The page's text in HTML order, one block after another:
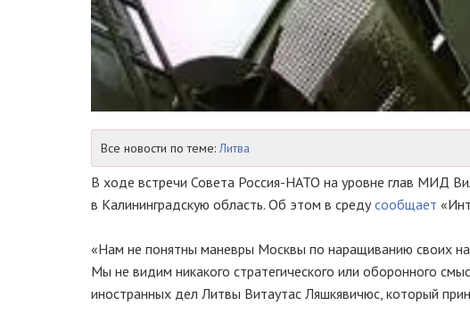
Все новости по теме:Литва
В ходе встречи Совета Россия-НАТО на уровне глав МИД
в Калининградскую область. Об этом в средусообщает
«Нам не понятны маневры Москвы по наращиванию своих
Мы не видим никакого стратегического или оборонного
иностранных дел Литвы Витаутас Ляшкявичюс, который